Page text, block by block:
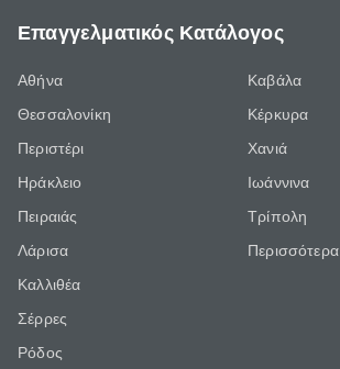
Επαγγελματικός Κατάλογος
Αθήνα
Θεσσαλονίκη
Περιστέρι
Ηράκλειο
Πειραιάς
Λάρισα
Καλλιθέα
Σέρρες
Ρόδος
Καβάλα
Κέρκυρα
Χανιά
Ιωάννινα
Τρίπολη
Περισσότερα